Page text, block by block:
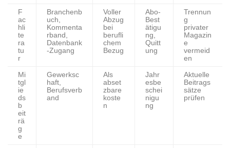
F
ac
hli
te
ra
tu
r
Branchenb
uch,
Kommenta
rband,
Datenbank
-Zugang
Voller
Abzug
bei
berufli
chem
Bezug
Abo-
Best
ätigu
ng,
Quitt
ung
Trennun
g
privater
Magazin
e
vermeid
en
Mi
tgl
ie
ds
b
eit
rä
g
e
Gewerksc
haft,
Berufsverb
and
Als
abset
zbare
koste
n
Jahr
esbe
schei
nigu
ng
Aktuelle
Beitrags
sätze
prüfen